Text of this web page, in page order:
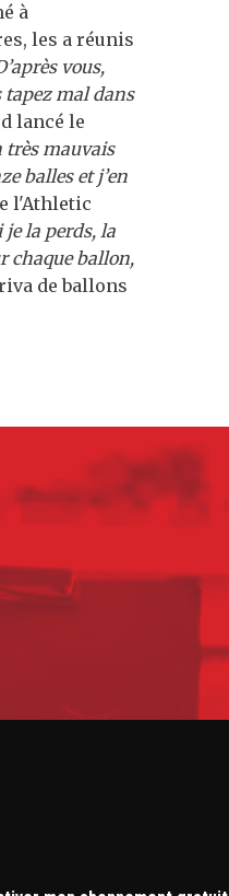
à
les a réunis
vous,
tapez mal dans
lancé le
très mauvais
balles et j’en
l'Athletic
je la perds, la
chaque ballon,
de ballons